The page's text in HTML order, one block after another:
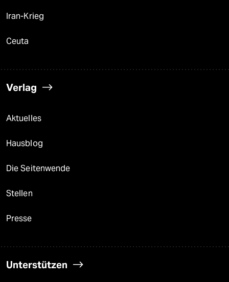
Iran-Krieg
Ceuta
Verlag
Aktuelles
Hausblog
Die Seitenwende
Stellen
Presse
Unterstützen